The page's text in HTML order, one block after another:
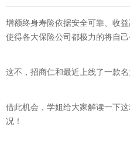
增额终身寿险依据安全可靠、收
使得各大保险公司都极力的将自
这不，招商仁和最近上线了一款
借此机会，学姐给大家解读一下
况！